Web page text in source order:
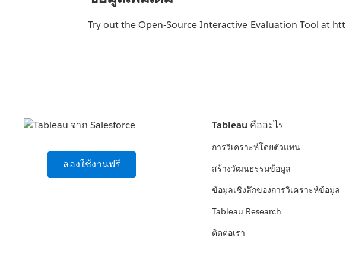
Try out the Open-Source Interactive Evaluation Tool at
ลองใช้งานฟรี
Tableau คืออะไร
การวิเคราะห์โดยตัวแทน
สร้างวัฒนธรรมข้อมูล
ข้อมูลเชิงลึกของการวิเคราะห์ข้อมูล
Tableau Research
ติดต่อเรา